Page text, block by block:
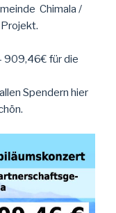
Chimala /
Projekt.
909,46€ für die
Spendern hier